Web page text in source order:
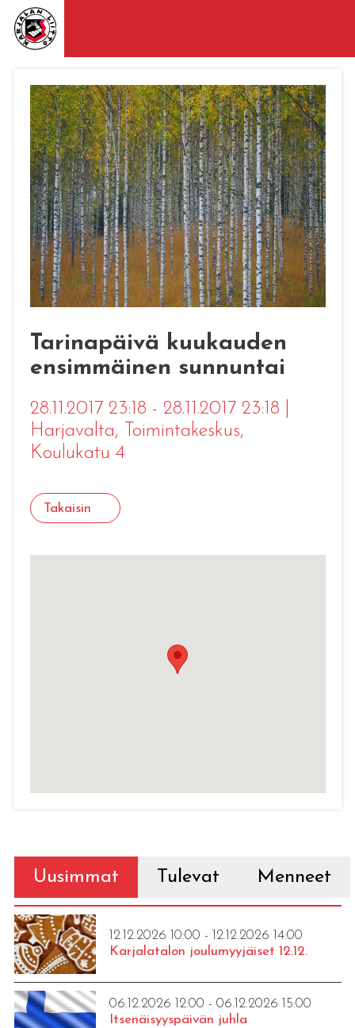
Tarinapäivä kuukauden
ensimmäinen sunnuntai
28.11.2017 23:18 - 28.11.2017 23:18
Harjavalta, Toimintakeskus,
Koulukatu 4
Takaisin
Uusimmat Tulevat Menneet
12.12.2026 10:00 - 12.12.2026 14:00
Karjalatalon joulumyyjäiset 12.12.
06.12.2026 12:00 - 06.12.2026 15:00
Itsenäisyyspäivän juhla